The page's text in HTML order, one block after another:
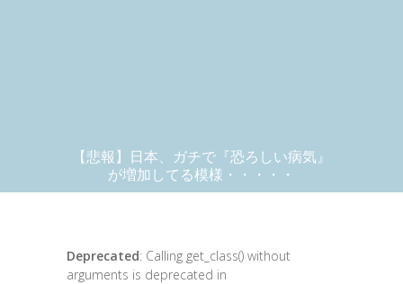
【悲報】日本、ガチで『恐ろしい病気』
が増加してる模様・・・・・
Deprecated: Calling get_class() without
arguments is deprecated in